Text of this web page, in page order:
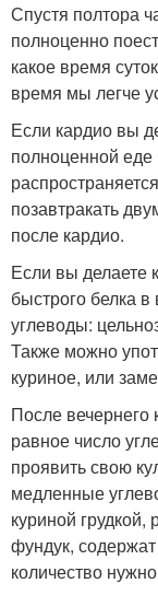
Спустя полтора
полноценно
какое время
время мы легче
Если кардио вы
полноценной еде
позавтракать
после кардио.
Если вы делаете
быстрого белка
углеводы:
Также можно
куриное, или
После
равное число
проявить свою
медленные
куриной
фундук,
количество